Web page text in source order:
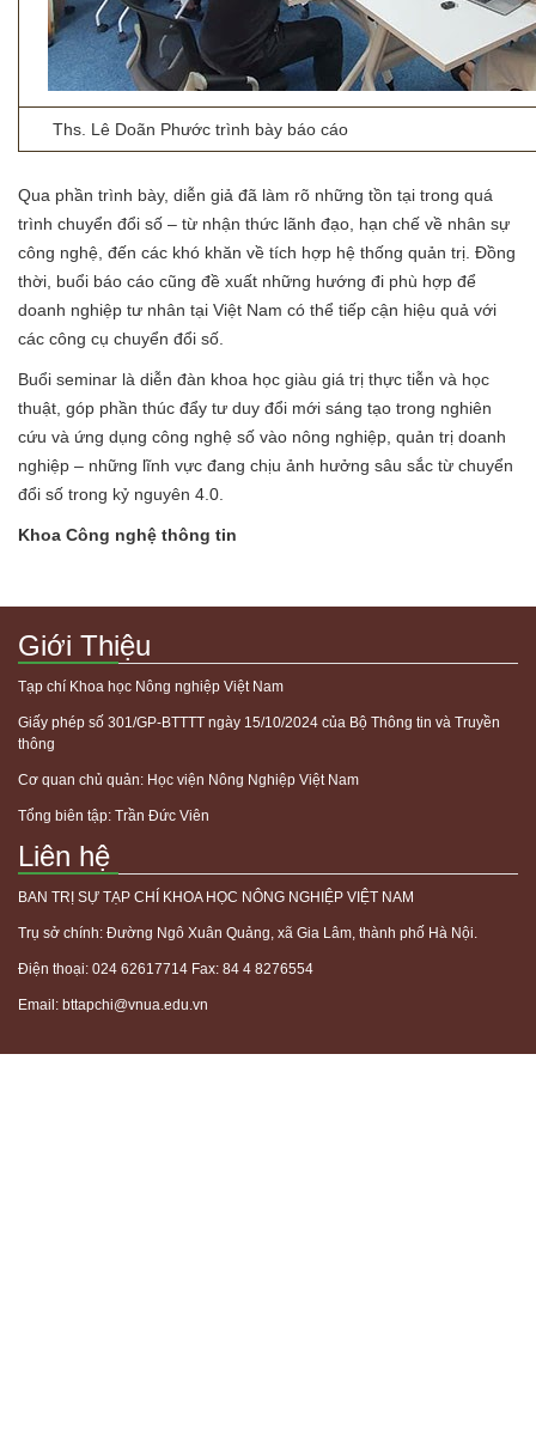
Ths. Lê Doãn Phước trình bày báo cáo
Qua phần trình bày, diễn giả đã làm rõ những tồn tại trong quá
trình chuyển đổi số – từ nhận thức lãnh đạo, hạn chế về nhân sự
công nghệ, đến các khó khăn về tích hợp hệ thống quản trị. Đồng
thời, buổi báo cáo cũng đề xuất những hướng đi phù hợp để
doanh nghiệp tư nhân tại Việt Nam có thể tiếp cận hiệu quả với
các công cụ chuyển đổi số.
Buổi seminar là diễn đàn khoa học giàu giá trị thực tiễn và học
thuật, góp phần thúc đẩy tư duy đổi mới sáng tạo trong nghiên
cứu và ứng dụng công nghệ số vào nông nghiệp, quản trị doanh
nghiệp – những lĩnh vực đang chịu ảnh hưởng sâu sắc từ chuyển
đổi số trong kỷ nguyên 4.0.
Khoa Công nghệ thông tin
Giới Thiệu
Tạp chí Khoa học Nông nghiệp Việt Nam
Giấy phép số 301/GP-BTTTT ngày 15/10/2024 của Bộ Thông tin và Truyền
thông
Cơ quan chủ quản: Học viện Nông Nghiệp Việt Nam
Tổng biên tập: Trần Đức Viên
Liên hệ
BAN TRỊ SỰ TẠP CHÍ KHOA HỌC NÔNG NGHIỆP VIỆT NAM
Trụ sở chính: Đường Ngô Xuân Quảng, xã Gia Lâm, thành phố Hà Nội.
Điện thoại: 024 62617714 Fax: 84 4 8276554
Email: bttapchi@vnua.edu.vn